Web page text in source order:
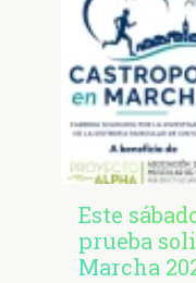
Este
prueba
Marcha